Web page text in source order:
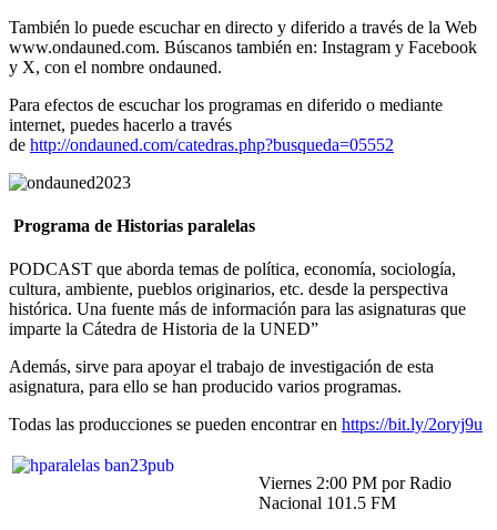
También lo puede escuchar en directo y diferido a través de la Web
www.ondauned.com. Búscanos también en: Instagram y Facebook
y X, con el nombre ondauned.
Para efectos de escuchar los programas en diferido o mediante
internet, puedes hacerlo a través
de http://ondauned.com/catedras.php?busqueda=05552
Programa de Historias paralelas
PODCAST que aborda temas de política, economía, sociología,
cultura, ambiente, pueblos originarios, etc. desde la perspectiva
histórica. Una fuente más de información para las asignaturas que
imparte la Cátedra de Historia de la UNED”
Además, sirve para apoyar el trabajo de investigación de esta
asignatura, para ello se han producido varios programas.
Todas las producciones se pueden encontrar en https://bit.ly/2oryj9u
Viernes 2:00 PM por Radio
Nacional 101.5 FM